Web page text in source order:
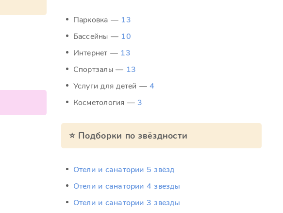
Парковка — 13
Бассейны — 10
Интернет — 13
Спортзалы — 13
Услуги для детей —4
Косметология — 3
⭐ Подборки по звёздности
Отели и санатории 5 звёзд
Отели и санатории 4 звезды
Отели и санатории 3 звезды